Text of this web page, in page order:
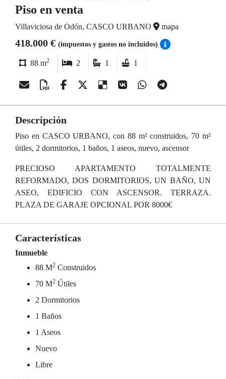
Piso en venta
Villaviciosa de Odón, CASCO URBANO mapa
418.000 € (impuestos y gastos no incluídos)
88 m2 2 1 1
Descripción
Piso en CASCO URBANO, con 88 m² construidos, 70 m²
útiles, 2 dormitorios, 1 baños, 1 aseos, nuevo, ascensor
PRECIOSO APARTAMENTO TOTALMENTE
REFORMADO, DOS DORMITORIOS, UN BAÑO, UN
ASEO, EDIFICIO CON ASCENSOR. TERRAZA.
PLAZA DE GARAJE OPCIONAL POR 8000€
Características
Inmueble
88 M2 Construidos
70 M2 Útiles
2 Dormitorios
1 Baños
1 Aseos
Nuevo
Libre